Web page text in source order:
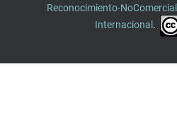
Reconocimiento-
Internacional .